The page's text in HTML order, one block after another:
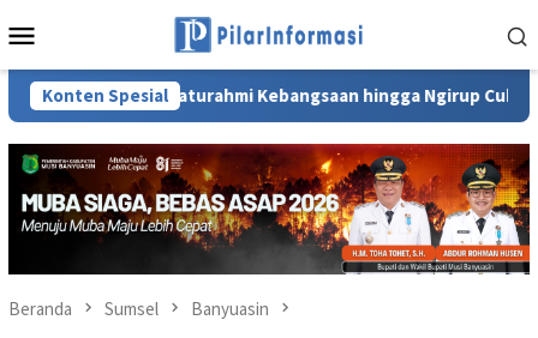
ke
Mobile
Konten Spesial
Silaturahmi Kebangsaan hingga Ngirup Cuko Pempek di
Beranda Sumsel Banyuasin